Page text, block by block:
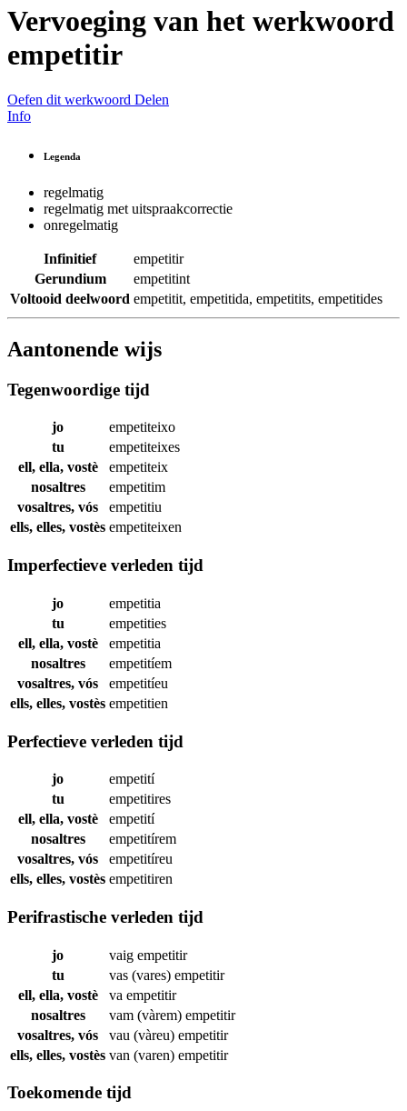
Vervoeging van het werkwoord
empetitir
Oefen dit werkwoord Delen
Info
Legenda
regelmatig
regelmatig met uitspraakcorrectie
onregelmatig
Infinitief
empetitir
Gerundium
empetitint
Voltooid deelwoord empetitit, empetitida, empetitits, empetitides
Aantonende wijs
Tegenwoordige tijd
jo
empetiteixo
tu
empetiteixes
ell, ella, vostè
empetiteix
nosaltres
empetitim
vosaltres, vós
empetitiu
ells, elles, vostès empetiteixen
Imperfectieve verleden tijd
jo
empetitia
tu
empetities
ell, ella, vostè
empetitia
nosaltres
empetitíem
vosaltres, vós
empetitíeu
ells, elles, vostès empetitien
Perfectieve verleden tijd
jo
empetití
tu
empetitires
ell, ella, vostè
empetití
nosaltres
empetitírem
vosaltres, vós
empetitíreu
ells, elles, vostès empetitiren
Perifrastische verleden tijd
jo vaig empetitir
tu
vas (vares) empetitir
ell, ella, vostè
va empetitir
nosaltres
vam (vàrem) empetitir
vosaltres, vós
vau (vàreu) empetitir
ells, elles, vostès van (varen) empetitir
Toekomende tijd